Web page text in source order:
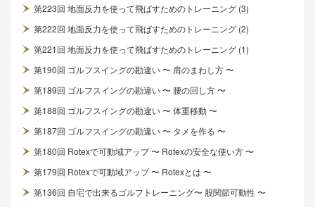
第223回 地面反力を使って飛ばすためのトレーニング (3)
第222回 地面反力を使って飛ばすためのトレーニング (2)
第221回 地面反力を使って飛ばすためのトレーニング (1)
第190回 ゴルフスイングの勘違い 〜 肩のまわし方 〜
第189回 ゴルフスイングの勘違い 〜 腰の回し方 〜
第188回 ゴルフスイングの勘違い 〜 体重移動 〜
第187回 ゴルフスイングの勘違い 〜 タメを作る 〜
第180回 Rotexで可動域アップ 〜 Rotexの安全な使い方 〜
第179回 Rotexで可動域アップ 〜 Rotexとは 〜
第136回 自宅で出来るゴルフトレーニング〜 股関節可動性 〜